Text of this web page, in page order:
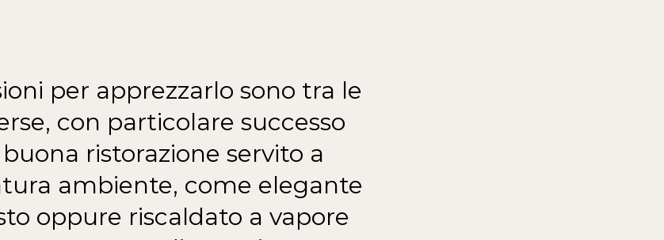
per apprezzarlo sono tra le
con particolare successo
ristorazione servito a
ambiente, come elegante
oppure riscaldato a vapore